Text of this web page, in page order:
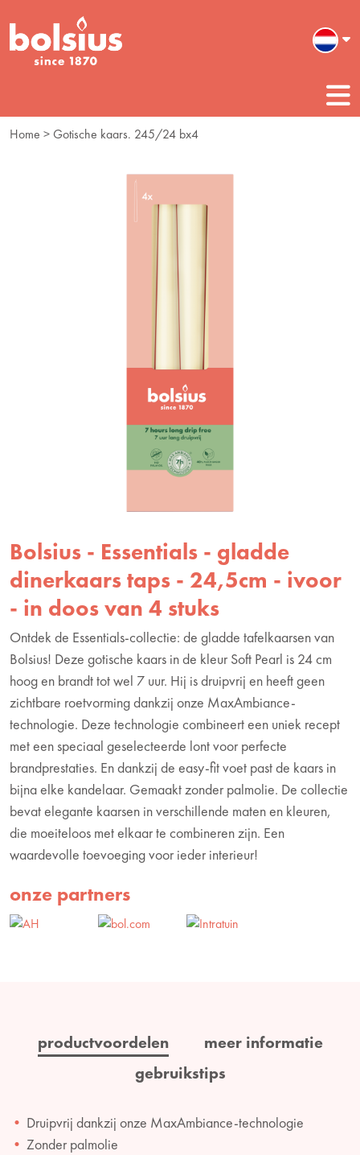
Home > Gotische kaars. 245/24 bx4
Bolsius - Essentials - gladde
dinerkaars taps - 24,5cm - ivoor
- in doos van 4 stuks
Ontdek de Essentials-collectie: de gladde tafelkaarsen van
Bolsius! Deze gotische kaars in de kleur Soft Pearl is 24 cm
hoog en brandt tot wel 7 uur. Hij is druipvrij en heeft geen
zichtbare roetvorming dankzij onze MaxAmbiance-
technologie. Deze technologie combineert een uniek recept
met een speciaal geselecteerde lont voor perfecte
brandprestaties. En dankzij de easy-fit voet past de kaars in
bijna elke kandelaar. Gemaakt zonder palmolie. De collectie
bevat elegante kaarsen in verschillende maten en kleuren,
die moeiteloos met elkaar te combineren zijn. Een
waardevolle toevoeging voor ieder interieur!
onze partners
productvoordelen
meer informatie
gebruikstips
Druipvrij dankzij onze MaxAmbiance-technologie
Zonder palmolie